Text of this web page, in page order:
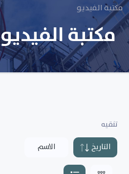
مكتبة الفيديو
مكتبة الفيديو
تنقيه
التاريخ
الاسم